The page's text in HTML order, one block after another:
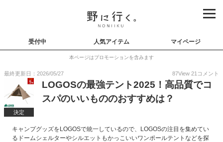
受付中 人気アイテム マイページ
本ページはプロモーションを含みます
最終更新日：2026/05/27 87View 21 コメント
決定
LOGOSの最強テント2025！高品質でコ
スパのいいもののおすすめは？
キャンプグッズをLOGOSで統一しているので、LOGOSの注目を集めてい
るドームシェルターやシルエットもかっこいいワンポールテントなどを探